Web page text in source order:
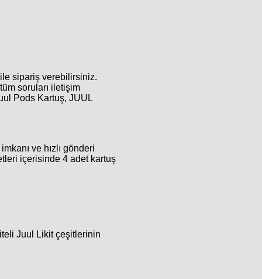
ile sipariş verebilirsiniz.
soruları iletişim
Pods Kartuş, JUUL
ve hızlı gönderi
içerisinde 4 adet kartuş
Juul Likit çeşitlerinin